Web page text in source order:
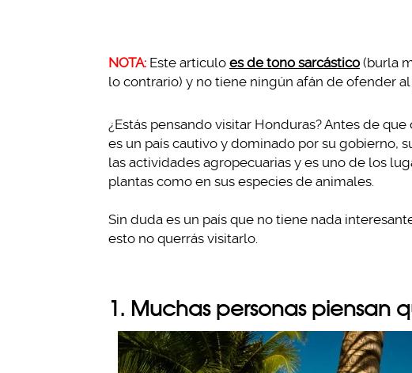
NOTA: Este articulo es de tono sarcástico (burla
lo contrario) y no tiene ningún afán de ofender
¿Estás pensando visitar Honduras? Antes de
es un país cautivo y dominado por su gobierno,
las actividades agropecuarias y es uno de los
plantas como en sus especies de animales.
Sin duda es un país que no tiene nada
esto no querrás visitarlo.
1. Muchas personas piensan